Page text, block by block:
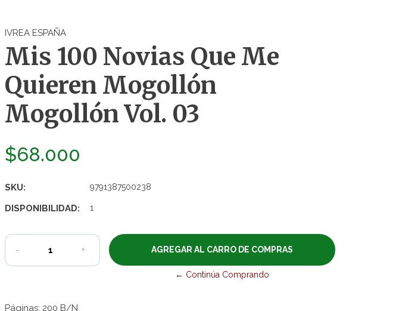
IVREA ESPAÑA
Mis 100 Novias Que Me
Quieren Mogollón
Mogollón Vol. 03
$68.000
SKU: 9791387500238
DISPONIBILIDAD: 1
- +
← Continúa Comprando
Páginas: 200 B/N